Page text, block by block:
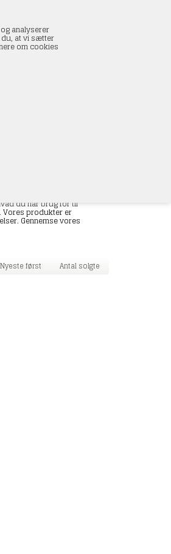
analyserer
du, at vi sætter
om cookies
du har brug for til
produkter er
Gennemse vores
Nyeste først Antal solgte